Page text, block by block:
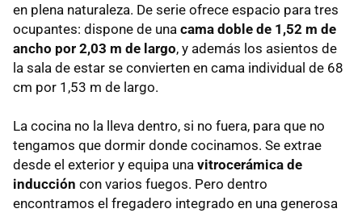
en plena naturaleza. De serie ofrece espacio para tres
ocupantes: dispone de una cama doble de 1,52 m de
ancho por 2,03 m de largo, y además los asientos de
la sala de estar se convierten en cama individual de 68
cm por 1,53 m de largo.
La cocina no la lleva dentro, si no fuera, para que no
tengamos que dormir donde cocinamos. Se extrae
desde el exterior y equipa una vitrocerámica de
inducción con varios fuegos. Pero dentro
encontramos el fregadero integrado en una generosa